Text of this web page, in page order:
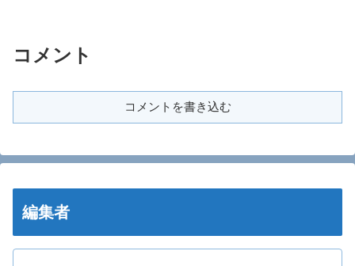
コメント
コメントを書き込む
編集者